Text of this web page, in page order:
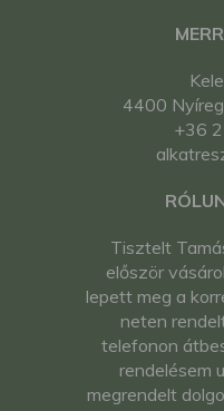
4400
+36
Tisztelt
először
lepett meg a
neten
telefonon
rendelésem
megrendelt